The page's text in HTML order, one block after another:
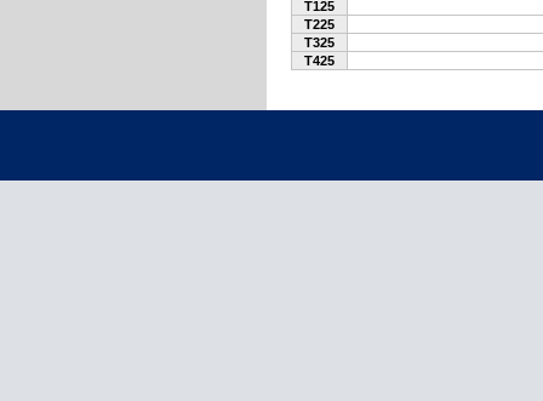
T125
T225
T325
T425